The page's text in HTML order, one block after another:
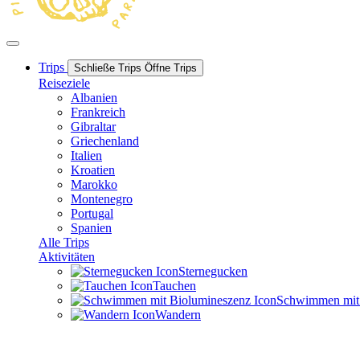
Trips Schließe Trips Öffne Trips
Reiseziele
Albanien
Frankreich
Gibraltar
Griechenland
Italien
Kroatien
Marokko
Montenegro
Portugal
Spanien
Alle Trips
Aktivitäten
Sternegucken
Tauchen
Schwimmen
Wandern